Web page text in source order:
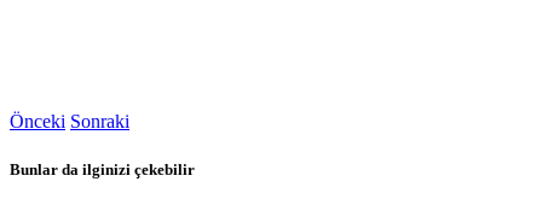
Önceki Sonraki
Bunlar da ilginizi çekebilir